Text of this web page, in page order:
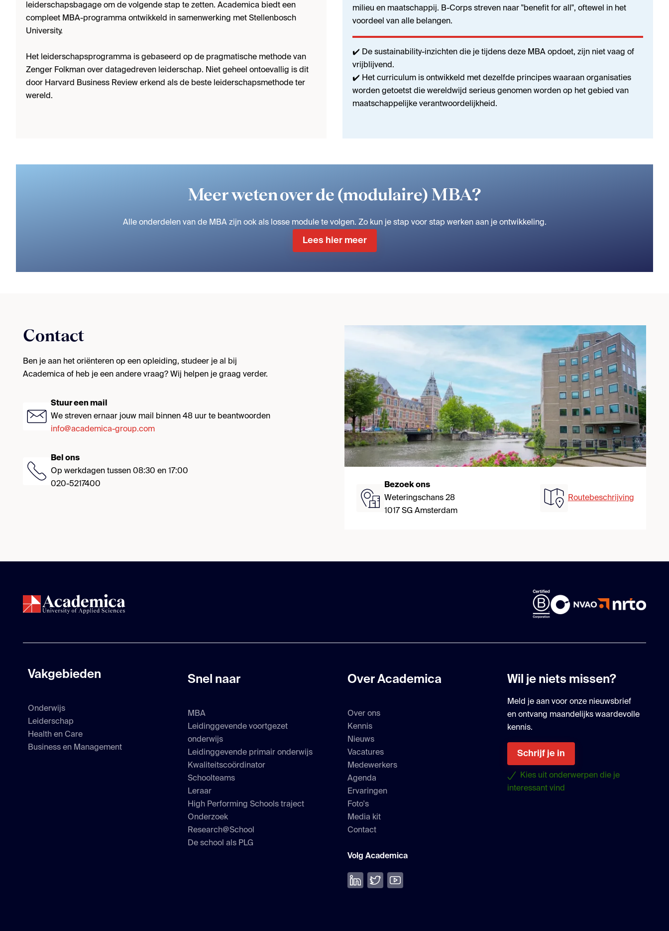
leiderschapsbagage om de volgende stap te zetten. Academica biedt een
compleet MBA-programma ontwikkeld in samenwerking met Stellenbosch
University.
Het leiderschapsprogramma is gebaseerd op de pragmatische methode van
Zenger Folkman over datagedreven leiderschap. Niet geheel ontoevallig is dit
door Harvard Business Review erkend als de beste leiderschapsmethode ter
wereld.
milieu en maatschappij. B-Corps streven naar "benefit for all", oftewel in het
voordeel van alle belangen.
✔️ De sustainability-inzichten die je tijdens deze MBA opdoet, zijn niet vaag of
vrijblijvend.
✔️ Het curriculum is ontwikkeld met dezelfde principes waaraan organisaties
worden getoetst die wereldwijd serieus genomen worden op het gebied van
maatschappelijke verantwoordelijkheid.
Meer weten over de (modulaire) MBA?
Alle onderdelen van de MBA zijn ook als losse module te volgen. Zo kun je stap voor stap werken aan je ontwikkeling.
Lees hier meer
Contact
Ben je aan het oriënteren op een opleiding, studeer je al bij
Academica of heb je een andere vraag? Wij helpen je graag verder.
Stuur een mail
We streven ernaar jouw mail binnen 48 uur te beantwoorden
info@academica-group.com
Bel ons
Op werkdagen tussen 08:30 en 17:00
020-5217400
Bezoek ons
Weteringschans 28
1017 SG Amsterdam
Routebeschrijving
Vakgebieden
Onderwijs
Leiderschap
Health en Care
Business en Management
Snel naar
MBA
Leidinggevende voortgezet
onderwijs
Leidinggevende primair onderwijs
Kwaliteitscoördinator
Schoolteams
Leraar
High Performing Schools traject
Onderzoek
Research@School
De school als PLG
Over Academica
Over ons
Kennis
Nieuws
Vacatures
Medewerkers
Agenda
Ervaringen
Foto's
Media kit
Contact
Volg Academica
Volg ons op LinkedIn
Volg ons op Twitter
Bekijk onze YouTube
Wil je niets missen?
Meld je aan voor onze nieuwsbrief
en ontvang maandelijks waardevolle
kennis.
Schrijf je in
Kies uit onderwerpen die je
interessant vind